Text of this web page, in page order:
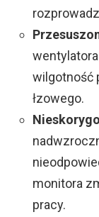
wilgotność
łzowego.
monitora
pracy.